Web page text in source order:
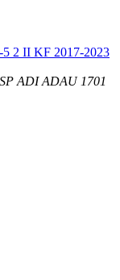
2 II KF 2017-2023
ADI ADAU 1701